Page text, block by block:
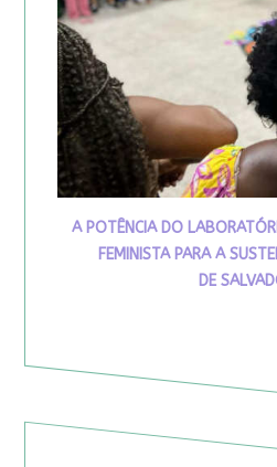
A POTÊNCIA DO
FEMINISTA PARA A
DE